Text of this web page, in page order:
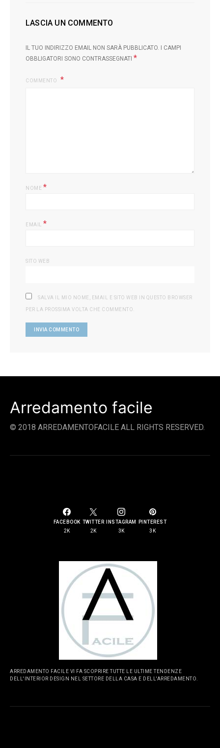
LASCIA UN COMMENTO
IL TUO INDIRIZZO EMAIL NON SARÀ PUBBLICATO. I CAMPI
OBBLIGATORI SONO CONTRASSEGNATI *
COMMENTO
NOME *
EMAIL *
SITO WEB
SALVA IL MIO NOME, EMAIL E SITO WEB IN QUESTO BROWSER
PER LA PROSSIMA VOLTA CHE COMMENTO.
Arredamento facile
© 2018 ARREDAMENTOFACILE ALL RIGHTS RESERVED.
FACEBOOK
2K
TWITTER
2K
INSTAGRAM
3K
PINTEREST
3K
ARREDAMENTO FACILE VI FA SCOPRIRE TUTTE LE ULTIME TENDENZE
DELL'INTERIOR DESIGN NEL SETTORE DELLA CASA E DELL'ARREDAMENTO.